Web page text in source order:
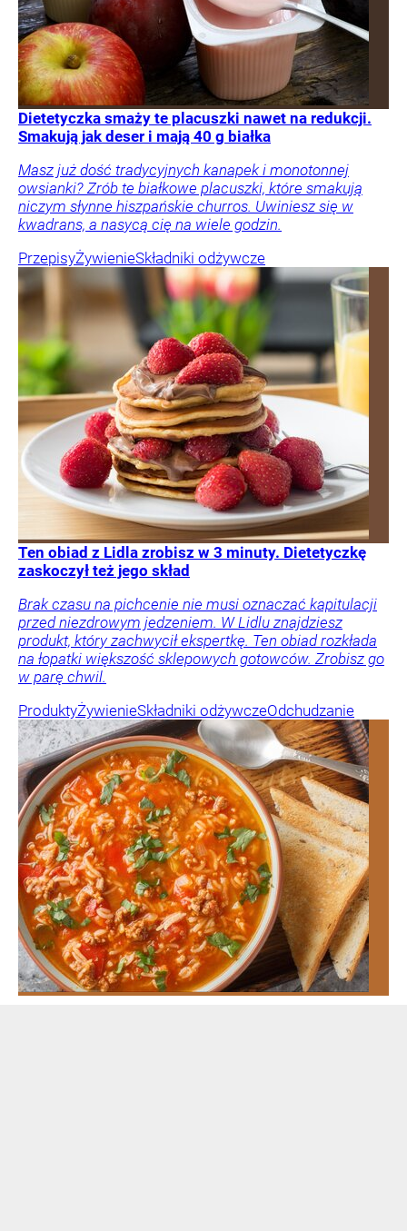
Dietetyczka smaży te placuszki nawet na redukcji.
Smakują jak deser i mają 40 g białka
Masz już dość tradycyjnych kanapek i monotonnej
owsianki? Zrób te białkowe placuszki, które smakują
niczym słynne hiszpańskie churros. Uwiniesz się w
kwadrans, a nasycą cię na wiele godzin.
PrzepisyŻywienieSkładniki odżywcze
Ten obiad z Lidla zrobisz w 3 minuty. Dietetyczkę
zaskoczył też jego skład
Brak czasu na pichcenie nie musi oznaczać kapitulacji
przed niezdrowym jedzeniem. W Lidlu znajdziesz
produkt, który zachwycił ekspertkę. Ten obiad rozkłada
na łopatki większość sklepowych gotowców. Zrobisz go
w parę chwil.
ProduktyŻywienieSkładniki odżywczeOdchudzanie